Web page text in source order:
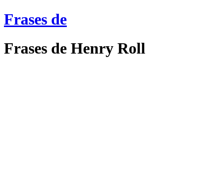
Frases de
Frases de Henry Roll